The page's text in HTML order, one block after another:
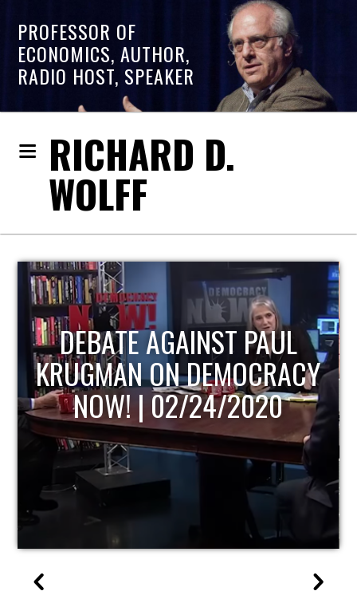
PROFESSOR OF
ECONOMICS, AUTHOR,
RADIO HOST, SPEAKER
RICHARD D.
WOLFF
DEBATE AGAINST PAUL
KRUGMAN ON DEMOCRACY
NOW! | 02/24/2020